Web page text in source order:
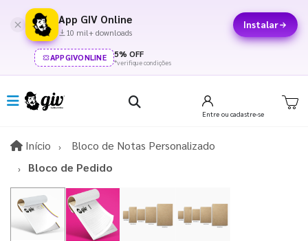
App GIV Online
10 mil+ downloads
Instalar
APPGIVONLINE 5% OFF
*verifique condições
Entre ou cadastre-se
Início InícioBloco de Notas Personalizado
Bloco de Pedido